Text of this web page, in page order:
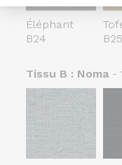
Éléphant
B24
B25
Tissu B : Noma -